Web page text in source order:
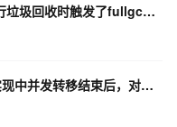
Serverless 应用引擎是因为老年代进行垃圾回收时触发了fullgc导致停顿，然后就重启了？
前沿实践ZGC/C4 垃圾回收器中算法实现中并发转移结束后，对象地址视图是 Remapped说明？